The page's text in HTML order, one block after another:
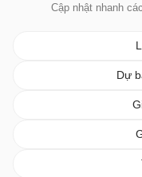
Cập nhật nhanh
Dự